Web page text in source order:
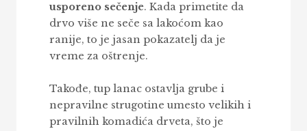
usporeno sečenje. Kada primetite da
drvo više ne seče sa lakoćom kao
ranije, to je jasan pokazatelj da je
vreme za oštrenje.
Takođe, tup lanac ostavlja grube i
nepravilne strugotine umesto velikih i
pravilnih komadića drveta, što je